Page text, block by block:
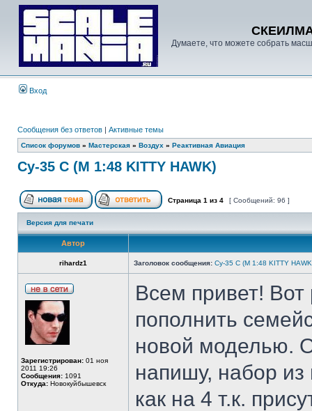
Думаете, что можете собрать
Вход
Сообщения без ответов | Активные темы
Список форумов » Мастерская » Воздух » Реактивная Авиация
Су-35 С (М 1:48 KITTY HAWK)
Страница 1 из 4 [ Сообщений: 96 ]
Версия для печати
Автор
rihardz1 Заголовок сообщения: Су-35 С (М 1:48 KITTY
Зарегистрирован: 01 ноя
2011 19:26
Сообщения: 1091
Откуда: Новокуйбышевск
Всем привет!
пополнить
новой моделью.
напишу, набор
как на 4 т.к.